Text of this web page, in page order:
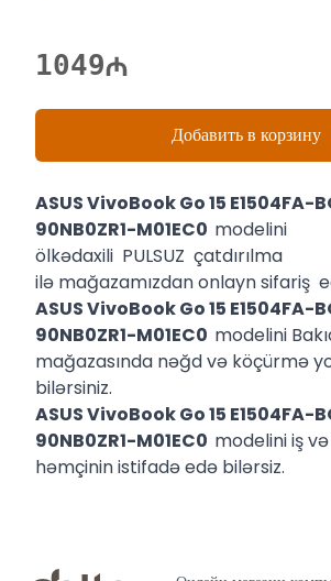
1049
Добавить в корзину
ASUS VivoBook Go 15 E1504FA-
90NB0ZR1-M01EC0 modelini
ölkədaxili PULSUZ çatdırılma
ilə mağazamızdan onlayn sifariş
ASUS VivoBook Go 15 E1504FA-
90NB0ZR1-M01EC0 modelini
mağazasında nəğd və köçürmə
bilərsiniz.
ASUS VivoBook Go 15 E1504FA-
90NB0ZR1-M01EC0 modelini iş
həmçinin istifadə edə bilərsiz.